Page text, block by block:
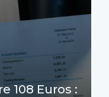
108 Euros :